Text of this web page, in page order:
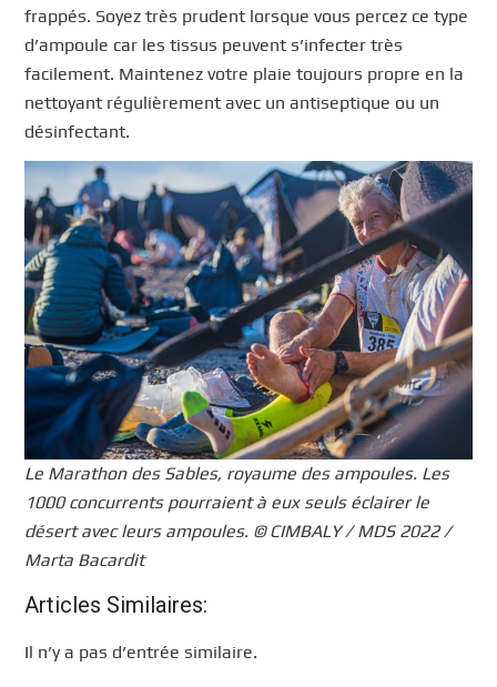
frappés. Soyez très prudent lorsque vous percez ce type
d’ampoule car les tissus peuvent s’infecter très
facilement. Maintenez votre plaie toujours propre en la
nettoyant régulièrement avec un antiseptique ou un
désinfectant.
Le Marathon des Sables, royaume des ampoules. Les
1000 concurrents pourraient à eux seuls éclairer le
désert avec leurs ampoules. © CIMBALY / MDS 2022 /
Marta Bacardit
Articles Similaires:
Il n’y a pas d’entrée similaire.